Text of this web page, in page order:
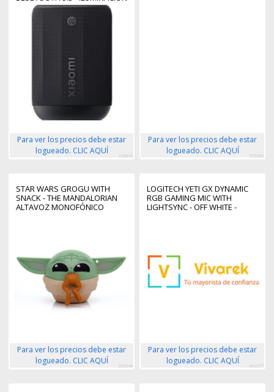
RGB - AUTONOMIA HASTA 11H
- RESISTENCIA IP67 - COLOR
Para ver los precios debe estar
logueado. CLIC AQUÍ
330836
Para ver los precios debe estar
logueado. CLIC AQUÍ
355585
STAR WARS GROGU WITH
SNACK - THE MANDALORIAN
ALTAVOZ MONOFÓNICO
Para ver los precios debe estar
logueado. CLIC AQUÍ
393649
LOGITECH YETI GX DYNAMIC
RGB GAMING MIC WITH
LIGHTSYNC - OFF WHITE -
Para ver los precios debe estar
logueado. CLIC AQUÍ
402377